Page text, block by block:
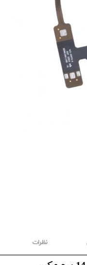
نظرات